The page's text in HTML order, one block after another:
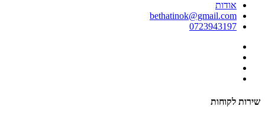
אודות
bethatinok@gmail.com
0723943197
שירות לקוחות